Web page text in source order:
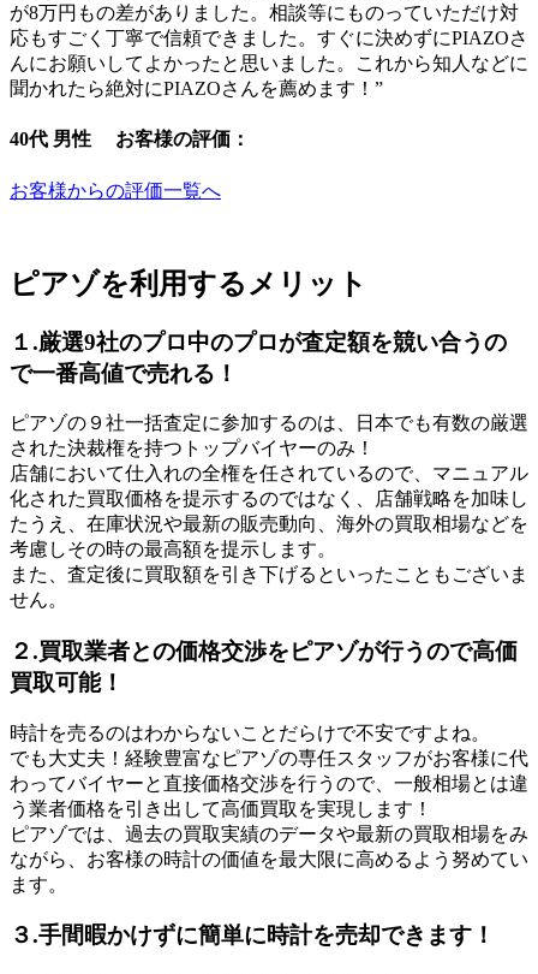
が8万円もの差がありました。相談等にものっていただけ対
応もすごく丁寧で信頼できました。すぐに決めずにPIAZOさ
んにお願いしてよかったと思いました。これから知人などに
聞かれたら絶対にPIAZOさんを薦めます！”
40代 男性 お客様の評価：
お客様からの評価一覧へ
ピアゾを利用するメリット
１.厳選9社のプロ中のプロが査定額を競い合うの
で一番高値で売れる！
ピアゾの９社一括査定に参加するのは、日本でも有数の厳選
された決裁権を持つトップバイヤーのみ！
店舗において仕入れの全権を任されているので、マニュアル
化された買取価格を提示するのではなく、店舗戦略を加味し
たうえ、在庫状況や最新の販売動向、海外の買取相場などを
考慮しその時の最高額を提示します。
また、査定後に買取額を引き下げるといったこともございま
せん。
２.買取業者との価格交渉をピアゾが行うので高価
買取可能！
時計を売るのはわからないことだらけで不安ですよね。
でも大丈夫！経験豊富なピアゾの専任スタッフがお客様に代
わってバイヤーと直接価格交渉を行うので、一般相場とは違
う業者価格を引き出して高価買取を実現します！
ピアゾでは、過去の買取実績のデータや最新の買取相場をみ
ながら、お客様の時計の価値を最大限に高めるよう努めてい
ます。
３.手間暇かけずに簡単に時計を売却できます！